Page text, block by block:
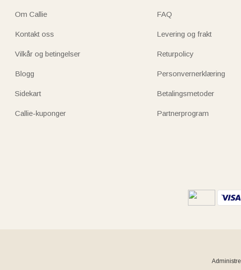
Om Callie
Kontakt oss
Vilkår og betingelser
Blogg
Sidekart
Callie-kuponger
FAQ
Levering og frakt
Returpolicy
Personvernerklæring
Betalingsmetoder
Partnerprogram